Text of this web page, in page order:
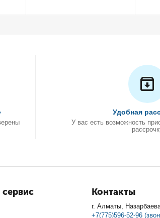
Удобная
У вас есть возможность
Контакты
г. Алматы,
+7(775)596-52-96